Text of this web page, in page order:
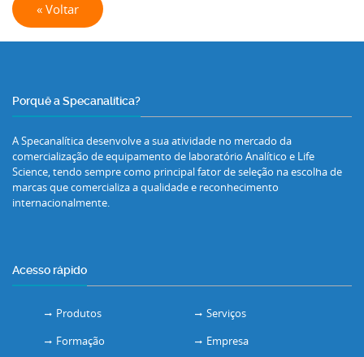
« Voltar
Porquê a Specanalítica?
A Specanalítica desenvolve a sua atividade no mercado da
comercialização de equipamento de laboratório Analítico e Life
Science, tendo sempre como principal fator de seleção na escolha de
marcas que comercializa a qualidade e reconhecimento
internacionalmente.
Acesso rápido
Produtos
Serviços
Formação
Empresa